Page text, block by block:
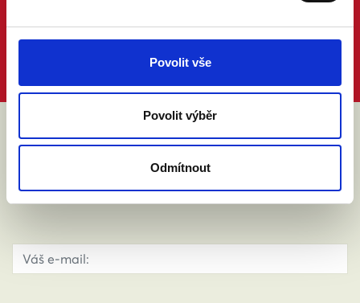
Povolit vše
Povolit výběr
Odmítnout
ABY VÁM O MANŽELSTVÍ NIC
NEUNIKLO